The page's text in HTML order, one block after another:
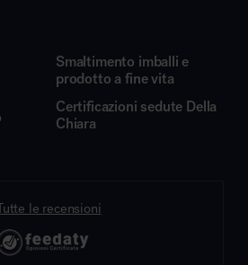
Smaltimento imballi e
prodotto a fine vita
Certificazioni sedute Della
Chiara
le recensioni